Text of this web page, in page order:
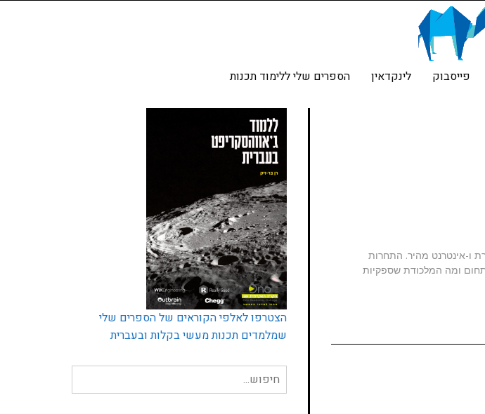
פייסבוק לינקדאין הספרים שלי ללימוד תכנות
ו-אינטרנט מהיר. התחרות
ומה המלכודת שספקיות
הצטרפו לאלפי הקוראים של הספרים שלי
שמלמדים תכנות מעשי בקלות ובעברית
חיפוש
עבור: